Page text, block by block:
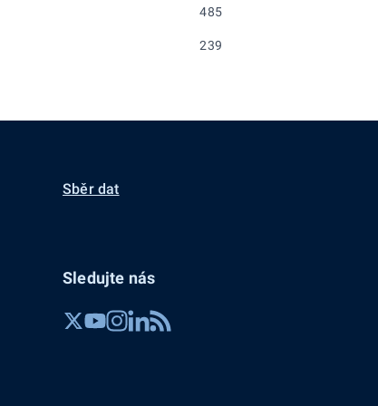
485
239
Sběr dat
Sledujte nás